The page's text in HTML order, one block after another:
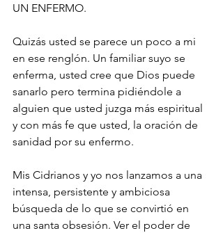
UN ENFERMO.
Quizás usted se parece un poco a mi
en ese renglón. Un familiar suyo se
enferma, usted cree que Dios puede
sanarlo pero termina pidiéndole a
alguien que usted juzga más espiritual
y con más fe que usted, la oración de
sanidad por su enfermo.
Mis Cidrianos y yo nos lanzamos a una
intensa, persistente y ambiciosa
búsqueda de lo que se convirtió en
una santa obsesión. Ver el poder de